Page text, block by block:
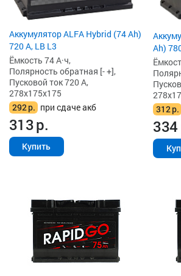
Аккумулятор ALFA Hybrid (74 Ah)
720 А, LB L3
Ёмкость 74 А·ч,
Полярность обратная [- +],
Пусковой ток 720 А,
278x175x175
292р. при сдаче акб
313р.
Купить
Ah)
312р.
334